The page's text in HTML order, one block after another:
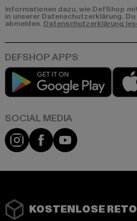
Informationen dazu, wie DefShop
in unserer Datenschutzerklärung.
abmelden. Datenschutzerklärung
Play
Instagram
FacebookYouTube
KOSTENLOSE